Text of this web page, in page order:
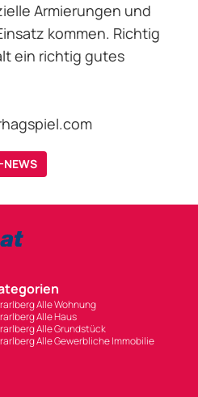
Armierungen und
kommen. Richtig
ein richtig gutes
NEWS
Alle Wohnung
Alle Haus
Alle Grundstück
Alle Gewerbliche Immobilie